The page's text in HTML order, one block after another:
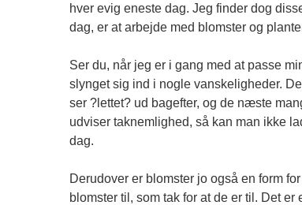
hver evig eneste dag. Jeg finder dog
dag, er at arbejde med blomster og
Ser du, når jeg er i gang med at passe
slynget sig ind i nogle vanskeligheder.
ser ?lettet? ud bagefter, og de næste
udviser taknemlighed, så kan man ikke
dag.
Derudover er blomster jo også en form
blomster til, som tak for at de er til. Det